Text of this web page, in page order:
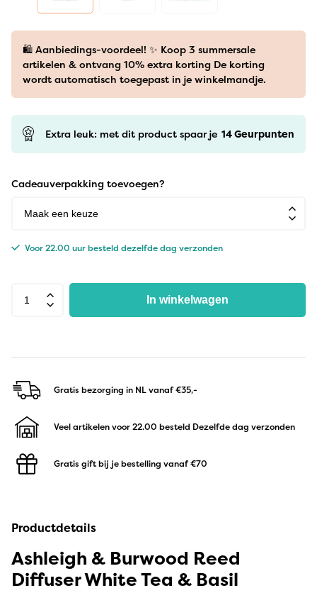
🛍️ Aanbiedings-voordeel! ✨ Koop 3 summersale
artikelen & ontvang 10% extra korting De korting
wordt automatisch toegepast in je winkelmandje.
Extra leuk: met dit product spaar je 14Geurpunten
Cadeauverpakking toevoegen?
Voor 22.00 uur besteld dezelfde dag verzonden
In winkelwagen
Gratis bezorging in NLvanaf €35,-
Veel artikelen voor 22.00 besteld Dezelfde dag verzonden
Gratis gift bij je bestelling vanaf €70
Productdetails
Ashleigh & Burwood Reed
Diffuser White Tea & Basil